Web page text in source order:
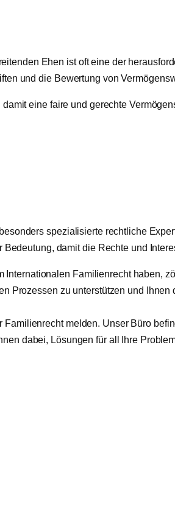
Ehen ist oft eine der
und die Bewertung von
eine faire und gerechte
spezialisierte rechtliche
damit die Rechte und
Familienrecht haben,
Prozessen zu unterstützen und
melden. Unser Büro
dabei, Lösungen für all Ihre